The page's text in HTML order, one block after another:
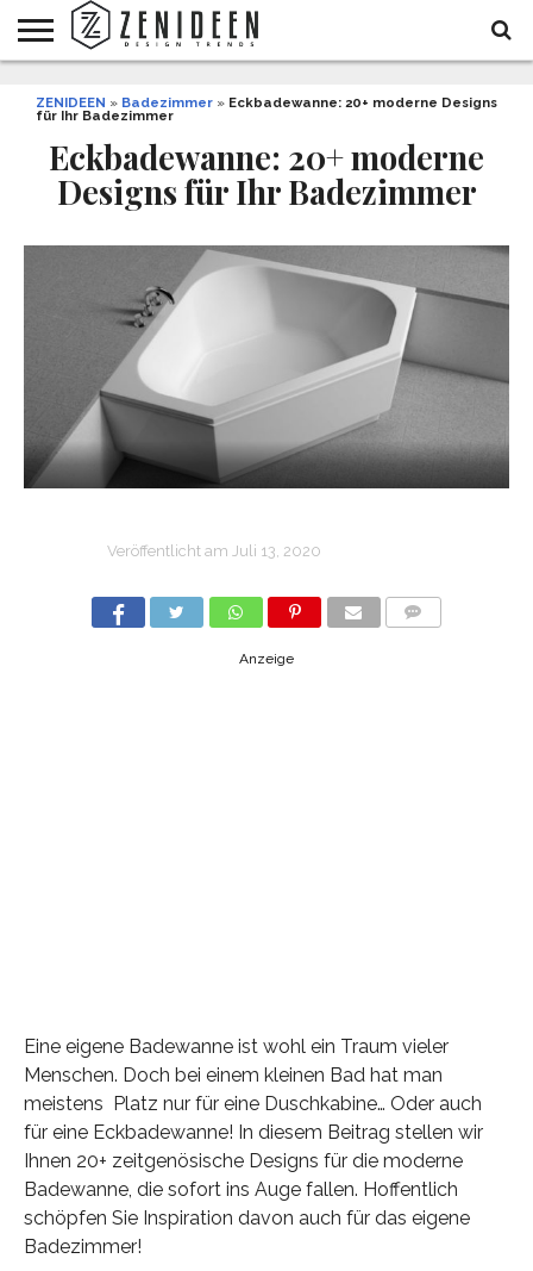
INNENDESIGN
ARCHITEKTUR
GARTEN
UND
LIFESTYLE
DEKO
&
DIY
STYLE
REZEPTE
GESUNDHEIT
WEIHNACHTEN
ZENIDEEN » Badezimmer » Eckbadewanne: 20+ moderne Designs
für Ihr Badezimmer
Eckbadewanne: 20+ moderne
Designs für Ihr Badezimmer
Veröffentlicht am Juli 13, 2020
Anzeige
Eine eigene Badewanne ist wohl ein Traum vieler
Menschen. Doch bei einem kleinen Bad hat man
meistens Platz nur für eine Duschkabine… Oder auch
für eine Eckbadewanne! In diesem Beitrag stellen wir
Ihnen 20+ zeitgenösische Designs für die moderne
Badewanne, die sofort ins Auge fallen. Hoffentlich
schöpfen Sie Inspiration davon auch für das eigene
Badezimmer!